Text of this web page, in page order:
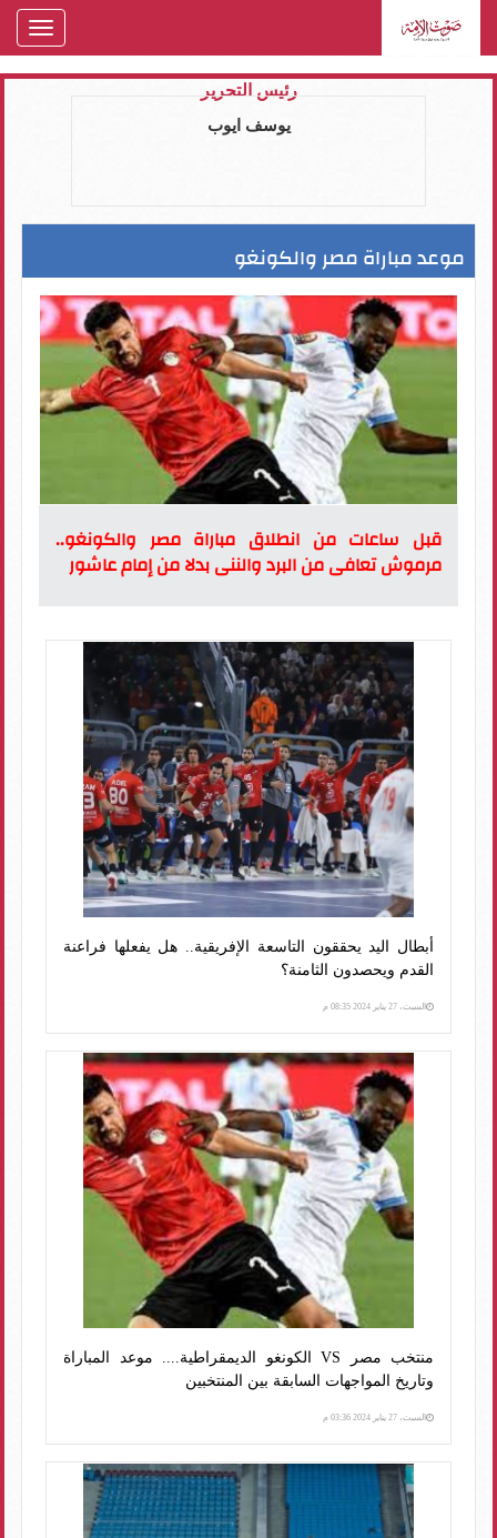
رئيس التحرير
يوسف ايوب
موعد مباراة مصر والكونغو
قبل ساعات من انطلاق مباراة مصر والكونغو..
مرموش تعافى من البرد والننى بدلا من إمام عاشور
أبطال اليد يحققون التاسعة الإفريقية.. هل يفعلها فراعنة
القدم ويحصدون الثامنة؟
السبت، 27 يناير 2024 08:35 م
منتخب مصر VS الكونغو الديمقراطية.... موعد المباراة
وتاريخ المواجهات السابقة بين المنتخبين
السبت، 27 يناير 2024 03:36 م